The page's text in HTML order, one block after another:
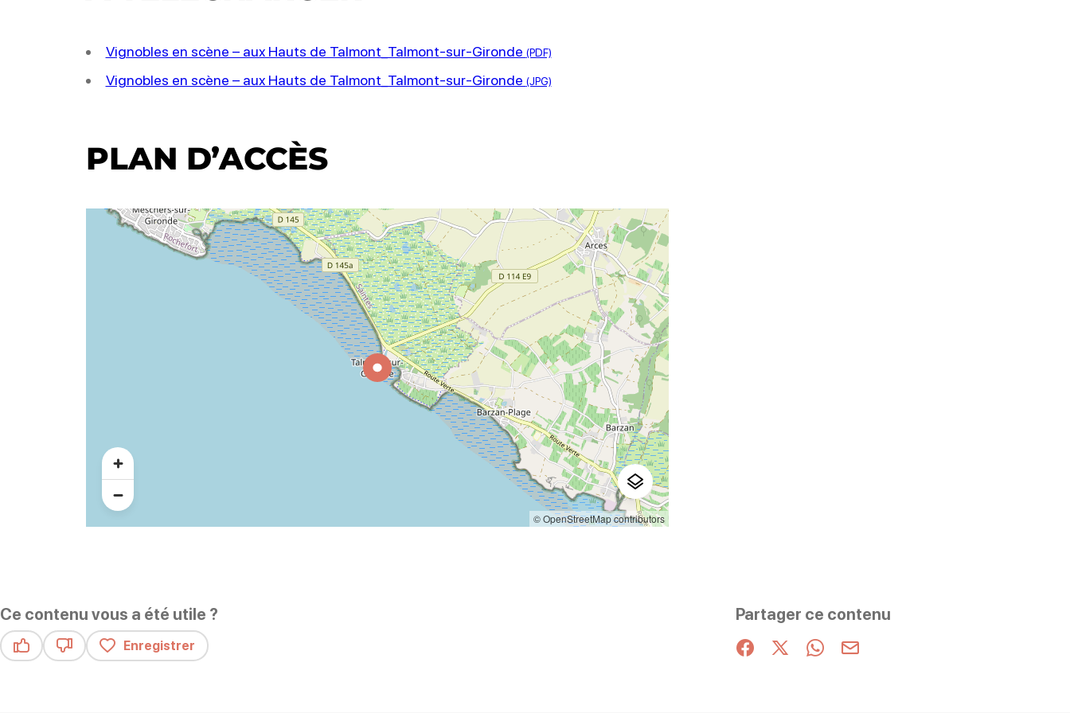
Vignobles en scène – aux Hauts de Talmont_Talmont-sur-Gironde
Vignobles en scène – aux Hauts de Talmont_Talmont-sur-Gironde
PLAN D’ACCÈS
© OpenStreetMap contributors
Ce contenu vous a été utile ?
Enregistrer
Partager ce contenu
Partager sur Facebook (nouvelle fenêtre)
Partager sur X / Twitter (nouvelle fenêtre)
Partager sur WhatsApp
Partager par mail